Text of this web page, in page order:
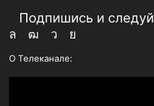
Подпишись и
Whatsapp
YoutubeTelegram
Vk
О Телеканале: